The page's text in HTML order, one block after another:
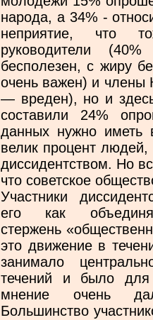
народа, а 34% -
неприятие, что
руководители
бесполезен, с жиру
очень важен) и
— вреден), но и
составили 24%
данных нужно иметь
велик процент
диссидентством. Но
что советское
Участники
его как
стержень
это движение в
занимало
течений и было
мнение очень
Большинство